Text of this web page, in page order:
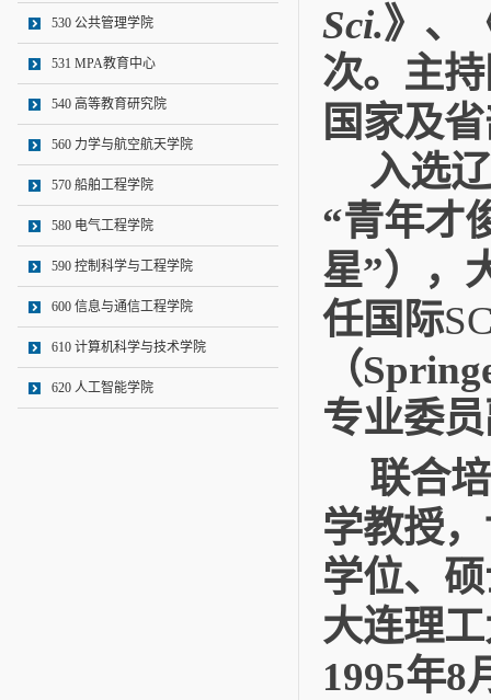
530 公共管理学院
531 MPA教育中心
540 高等教育研究院
560 力学与航空航天学院
570 船舶工程学院
580 电气工程学院
590 控制科学与工程学院
600 信息与通信工程学院
610 计算机科学与技术学院
620 人工智能学院
Sci.》、
次。主
国家及
入选
“青年才
星”），
任国际
（
专业委
联合
学教授
学位、
大连理
1995年8